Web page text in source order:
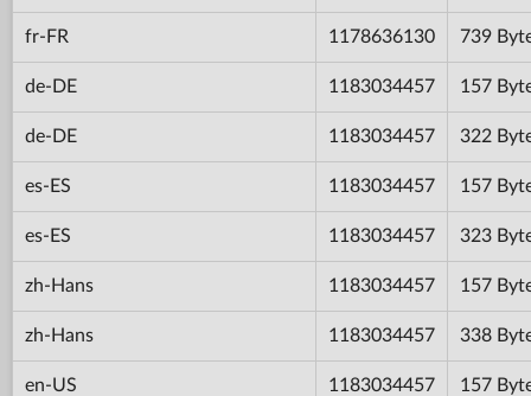
fr-FR 1178636130 739
de-DE 1183034457 157
de-DE 1183034457 322
es-ES 1183034457 157
es-ES 1183034457 323
zh-Hans 1183034457 157
zh-Hans 1183034457 338
en-US 1183034457 157